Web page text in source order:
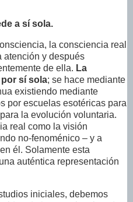
a sí sola.
la consciencia real
atención y después
de ella. La
sí sola; se hace mediante
existiendo mediante
por escuelas esotéricas para
la evolución voluntaria.
real como la visión
no-fenoménico – y a
él. Solamente esta
auténtica representación
iniciales, debemos